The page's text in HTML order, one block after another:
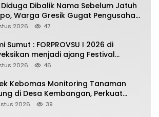
Diduga Dibalik Nama Sebelum Jatuh
Warga Gresik Gugat Pengusaha
dan Somasi Kepala Desa
2026 47
Sumut : FORPROVSU I 2026 di
menjadi ajang Festival
Masyarakat dengan Pegiat
2026 46
Kebomas Monitoring Tanaman
di Desa Kembangan, Perkuat
Ketahanan Pangan Nasional
2026 39